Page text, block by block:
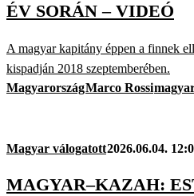
ÉV SORÁN – VIDEÓ
A magyar kapitány éppen a finnek
kispadján 2018 szeptemberében.
MagyarországMarco Rossi
Magyar válogatott2026.06.04.
MAGYAR–KAZAH: